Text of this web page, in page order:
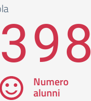
398
Numero
alunni